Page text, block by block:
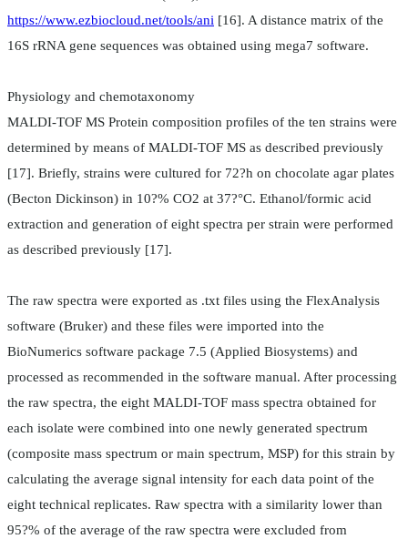
https://www.ezbiocloud.net/tools/ani [16]. A distance matrix of the
16S rRNA gene sequences was obtained using mega7 software.
Physiology and chemotaxonomy
MALDI-TOF MS Protein composition profiles of the ten strains were
determined by means of MALDI-TOF MS as described previously
[17]. Briefly, strains were cultured for 72?h on chocolate agar plates
(Becton Dickinson) in 10?% CO2 at 37?°C. Ethanol/formic acid
extraction and generation of eight spectra per strain were performed
as described previously [17].
The raw spectra were exported as .txt files using the FlexAnalysis
software (Bruker) and these files were imported into the
BioNumerics software package 7.5 (Applied Biosystems) and
processed as recommended in the software manual. After processing
the raw spectra, the eight MALDI-TOF mass spectra obtained for
each isolate were combined into one newly generated spectrum
(composite mass spectrum or main spectrum, MSP) for this strain by
calculating the average signal intensity for each data point of the
eight technical replicates. Raw spectra with a similarity lower than
95?% of the average of the raw spectra were excluded from